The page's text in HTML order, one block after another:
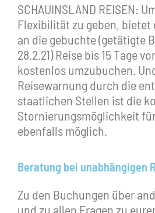
SCHAUINSLAND REISEN:
Flexibilität zu geben, bietet
an die gebuchte (getätigte
28.2.21) Reise bis 15 Tage
kostenlos umzubuchen.
Reisewarnung durch die
staatlichen Stellen ist die
Stornierungsmöglichkeit
ebenfalls möglich.
Beratung bei unabhängigen
Zu den Buchungen über
und zu allen Fragen zu